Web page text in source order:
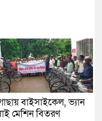
বাইসাইকেল, ভ্যান
মেশিন বিতরণ